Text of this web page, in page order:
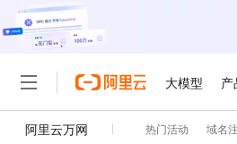
大模型 产
阿里云万网 热门活动 域名